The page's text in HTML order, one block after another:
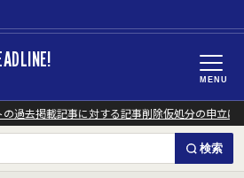
MENU
過去掲載記事に対する記事削除仮処分の申立につ
検索